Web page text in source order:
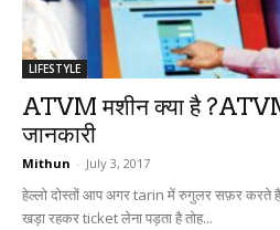
LIFESTYLE
ATVM मशीन क्या है
जानकारी
Mithun - July 3, 2017
हेल्लो दोस्तों आप अगर tarin में रुगुलर सफ़र करते
खड़ा रहकर ticket लेना पड़ता है तोह...